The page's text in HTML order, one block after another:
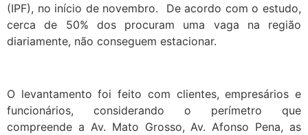
(IPF), no início de novembro. De acordo com o estudo,
cerca de 50% dos procuram uma vaga na região
diariamente, não conseguem estacionar.
O levantamento foi feito com clientes, empresários e
funcionários, considerando o perímetro que
compreende a Av. Mato Grosso, Av. Afonso Pena, as